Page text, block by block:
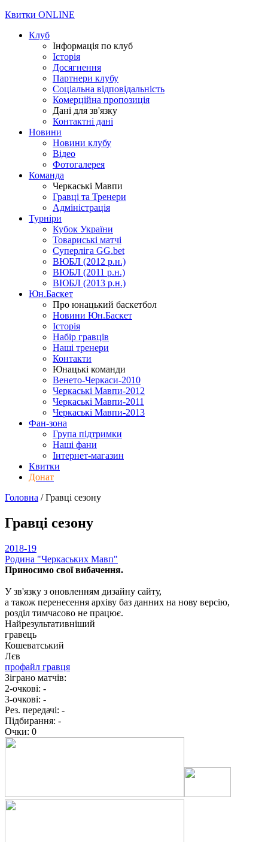
Квитки ONLINE
Клуб
Інформація по клуб
Історія
Досягнення
Партнери клубу
Соціальна відповідальність
Комерційна пропозиція
Дані для зв'язку
Контактні дані
Новини
Новини клубу
Відео
Фотогалерея
Команда
Черкаські Мавпи
Гравці та Тренери
Адміністрація
Турніри
Кубок України
Товариські матчі
Суперліга GG.bet
ВЮБЛ (2012 р.н.)
ВЮБЛ (2011 р.н.)
ВЮБЛ (2013 р.н.)
Юн.Баскет
Про юнацький баскетбол
Новини Юн.Баскет
Історія
Набір гравців
Наші тренери
Контакти
Юнацькі команди
Венето-Черкаси-2010
Черкаські Мавпи-2012
Черкаські Мавпи-2011
Черкаські Мавпи-2013
Фан-зона
Група підтримки
Наші фани
Інтернет-магазин
Квитки
Донат
Головна /Гравці сезону
Гравці сезону
2018-19
Родина "Черкаcьких Мавп"
Приносимо свої вибачення.
У зв'язку з оновленням дизайну сайту,
а також перенесення архіву баз данних на нову версію,
розділ тимчасово не працює.
Найрезультативніший
гравець
Кошеватський
Лєв
профайл гравця
Зіграно матчів:
2-очкові: -
3-очкові: -
Рез. передачі: -
Підбирання: -
Очки: 0